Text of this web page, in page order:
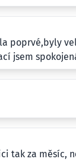
poprvé,byly
jsem
tak za měsíc,